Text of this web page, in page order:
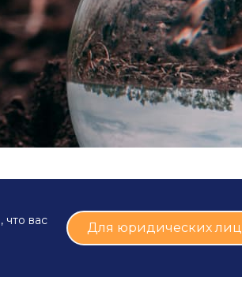
вас
Для юридических лиц